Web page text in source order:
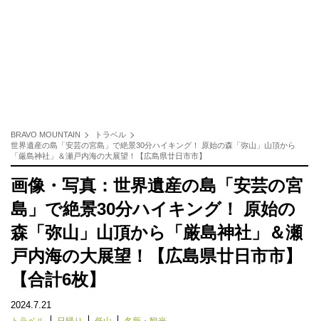
BRAVO MOUNTAIN
トラベル
世界遺産の島「安芸の宮島」で絶景30分ハイキング！ 原始の森「弥山」山頂から
「厳島神社」＆瀬戸内海の大展望！【広島県廿日市市】
画像・写真：世界遺産の島「安芸の宮
島」で絶景30分ハイキング！ 原始の
森「弥山」山頂から「厳島神社」＆瀬
戸内海の大展望！【広島県廿日市市】
【合計6枚】
2024.7.21